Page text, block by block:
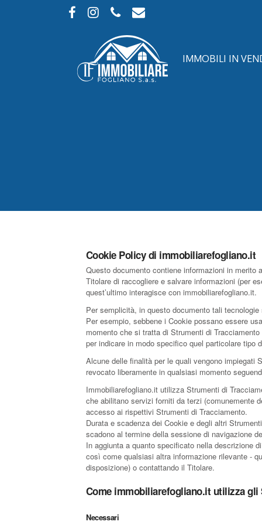
facebookinstagramphone email
IMMOBILI IN
Cookie Policy di immobiliarefogliano.it
Questo documento contiene informazioni in
Titolare di raccogliere e salvare informazioni (per
quest’ultimo interagisce con immobiliarefogliano.it.
Per semplicità, in questo documento tali
Per esempio, sebbene i Cookie possano essere
momento che si tratta di Strumenti di
per indicare in modo specifico quel particolare tipo
Alcune delle finalità per le quali vengono impiegati
revocato liberamente in qualsiasi momento
Immobiliarefogliano.it utilizza Strumenti di
che abilitano servizi forniti da terzi (comunemente
accesso ai rispettivi Strumenti di Tracciamento.
Durata e scadenza dei Cookie e degli altri
scadono al termine della sessione di navigazione
In aggiunta a quanto specificato nella descrizione
così come qualsiasi altra informazione rilevante -
disposizione) o contattando il Titolare.
Come immobiliarefogliano.it utilizza gli
Necessari